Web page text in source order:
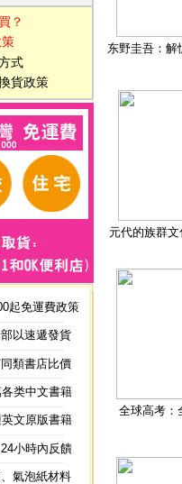
？
式
貨政策
起免運費政策
以速遞發貨
類書店比價
各类中文書籍
英文原版書籍
小時內反饋
、氣泡紙材料
东野圭吾：解
元代的族群
全球高考：